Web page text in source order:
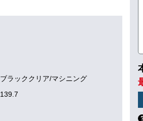
ブラッククリア/マシニング
139.7